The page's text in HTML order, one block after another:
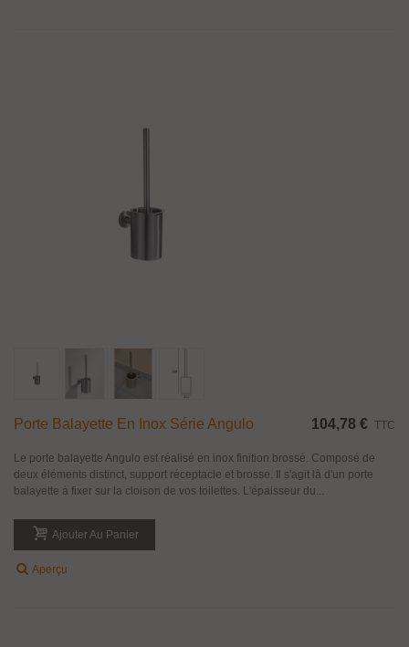
Porte Balayette En Inox Série Angulo 104,78 € TTC
Le porte balayette Angulo est réalisé en inox finition brossé. Composé de
deux éléments distinct, support réceptacle et brosse. Il s'agit là d'un porte
balayette à fixer sur la cloison de vos toilettes. L'épaisseur du...
Ajouter Au Panier
Aperçu